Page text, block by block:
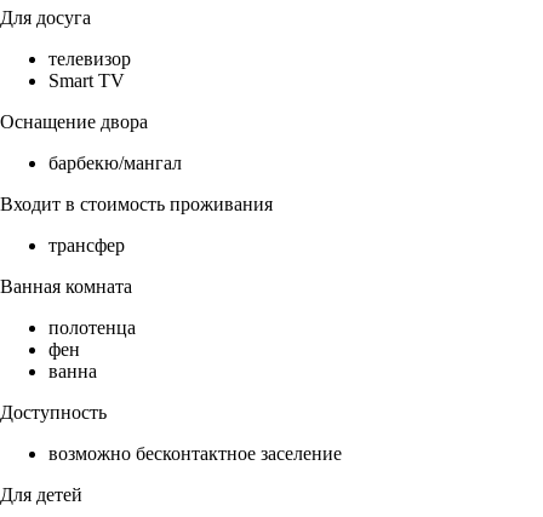
Для досуга
телевизор
Smart TV
Оснащение двора
барбекю/мангал
Входит в стоимость проживания
трансфер
Ванная комната
полотенца
фен
ванна
Доступность
возможно бесконтактное заселение
Для детей